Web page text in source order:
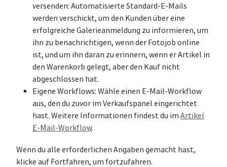
versenden: Automatisierte Standard-E-Mails
werden verschickt, um den Kunden über eine
erfolgreiche Galerieanmeldung zu informieren, um
ihn zu benachrichtigen, wenn der Fotojob online
ist, und um ihn daran zu erinnern, wenn er Artikel in
den Warenkorb gelegt, aber den Kauf nicht
abgeschlossen hat.
Eigene Workflows: Wähle einen E-Mail-Workflow
aus, den du zuvor im Verkaufspanel eingerichtet
hast. Weitere Informationen findest du im Artikel
E-Mail-Workflow.
Wenn du alle erforderlichen Angaben gemacht hast,
klicke auf Fortfahren, um fortzufahren.